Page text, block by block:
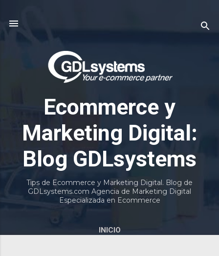
Ecommerce y
Marketing Digital:
Blog GDLsystems
Tips de Ecommerce y Marketing Digital. Blog de
GDLsystems.com Agencia de Marketing Digital
Especializada en Ecommerce
INICIO